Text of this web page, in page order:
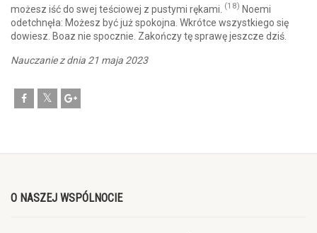
możesz iść do swej teściowej z pustymi rękami. (18) Noemi
odetchnęła: Możesz być już spokojna. Wkrótce wszystkiego się
dowiesz. Boaz nie spocznie. Zakończy tę sprawę jeszcze dziś.
Nauczanie z dnia 21 maja 2023
O NASZEJ WSPÓLNOCIE